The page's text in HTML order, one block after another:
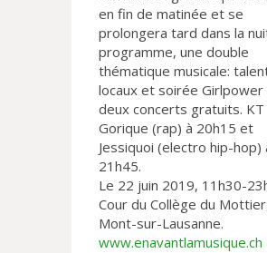
en fin de matinée et se
prolongera tard dans la
programme, une double
thématique musicale:
locaux et soirée Girlpower
deux concerts gratuits. KT
Gorique (rap) à 20h15 et
Jessiquoi (electro hip-hop)
21h45.
Le 22 juin 2019, 11h30-
Cour du Collège du
Mont-sur-Lausanne.
www.enavantlamusique.ch